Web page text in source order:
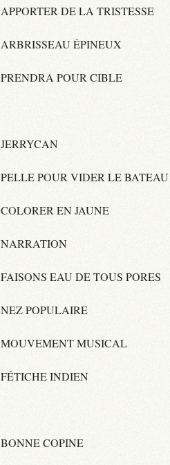
APPORTER DE LA TRISTESSE
ARBRISSEAU ÉPINEUX
PRENDRA POUR CIBLE
JERRYCAN
PELLE POUR VIDER LE BATEAU
COLORER EN JAUNE
NARRATION
FAISONS EAU DE TOUS PORES
NEZ POPULAIRE
MOUVEMENT MUSICAL
FÉTICHE INDIEN
BONNE COPINE